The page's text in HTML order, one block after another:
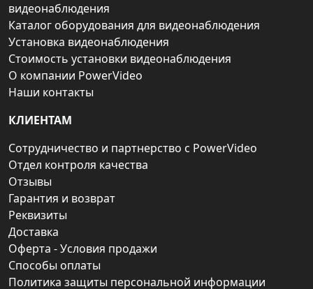
видеонаблюдения
Каталог оборудования для видеонаблюдения
Установка видеонаблюдения
Стоимость установки видеонаблюдения
О компании PowerVideo
Наши контакты
КЛИЕНТАМ
Сотрудничество и партнерство с PowerVideo
Отдел контроля качества
Отзывы
Гарантия и возврат
Реквизиты
Доставка
Оферта - Условия продажи
Способы оплаты
Политика защиты персональной информации